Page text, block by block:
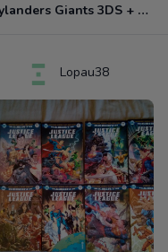
Skylanders Giants 3DS + figurines
Lopau38